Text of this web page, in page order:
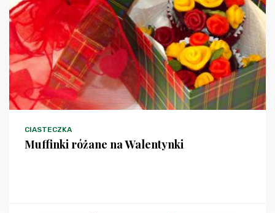
CIASTECZKA
Muffinki różane na Walentynki